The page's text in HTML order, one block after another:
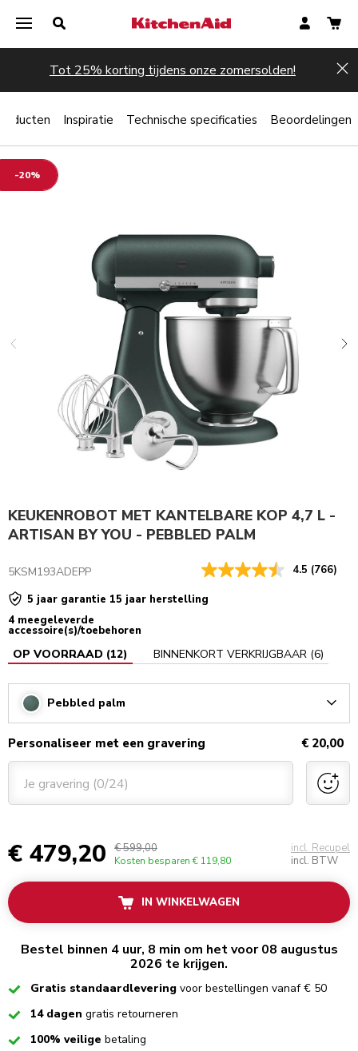
Tot 25% korting tijdens onze zomersolden!
-20%
KEUKENROBOT MET KANTELBARE KOP 4,7 L -
ARTISAN BY YOU - PEBBLED PALM
5KSM193ADEPP 4.5 (766)
5 jaar garantie 15 jaar herstelling
4 meegeleverde
accessoire(s)/toebehoren
OP VOORRAAD (12) BINNENKORT VERKRIJGBAAR (6)
Pebbled palm
Personaliseer met een gravering € 20,00
Je gravering (0/24)
€ 479,20 € 599,00
Kosten besparen € 119,80
incl. Recupel
incl. BTW
IN WINKELWAGEN
Bestel binnen 4 uur, 8 min om het voor 08 augustus
2026 te krijgen.
CheckedGratis standaardlevering voor bestellingen vanaf € 50
Checked14 dagen gratis retourneren
Checked100% veilige betaling
Inspiratie Technische specificaties Beoordelingen